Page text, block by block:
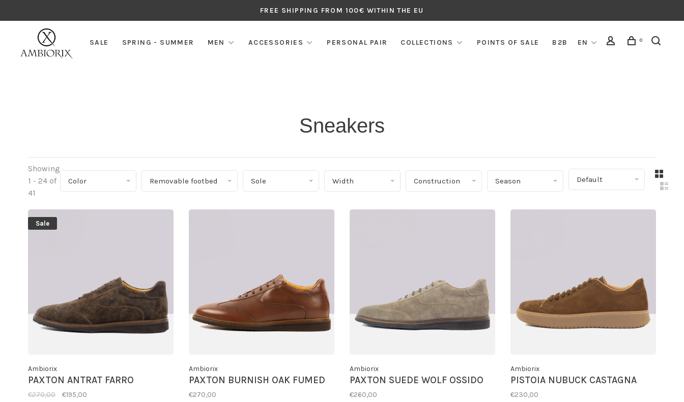
FREE SHIPPING FROM 100€ WITHIN THE EU
SALE SPRING - SUMMER MEN ACCESSORIES PERSONAL PAIR COLLECTIONS POINTS OF SALE B2B EN 0
Sneakers
Showing
1 - 24 of
41
Color
▾
Removable footbed Sole Width Construction Season Default
Sale
Ambiorix
PAXTON ANTRAT FARRO
€270,00 €195,00
Ambiorix
PAXTON BURNISH OAK FUMED
€270,00
Ambiorix
PAXTON SUEDE WOLF OSSIDO
€260,00
Ambiorix
PISTOIA NUBUCK CASTAGNA
€230,00